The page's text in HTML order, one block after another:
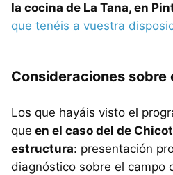
la cocina de La Tana, en
que tenéis a vuestra
Consideraciones sobre
Los que hayáis visto el
que en el caso del de
estructura: presentación
diagnóstico sobre el campo